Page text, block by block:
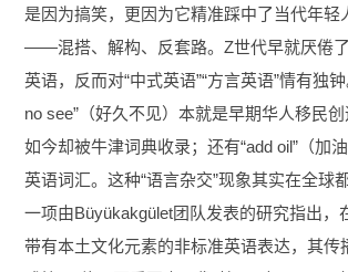
是因为搞笑，更因为它精准踩中了当代年轻
——混搭、解构、反套路。Z世代早就厌倦
英语，反而对“中式英语”“方言英语”情有独
no see”（好久不见）本就是早期华人移民创
如今却被牛津词典收录；还有“add oil”（加
英语词汇。这种“语言杂交”现象其实在全球
一项由Büyükakgület团队发表的研究指出，
带有本土文化元素的非标准英语表达，其传